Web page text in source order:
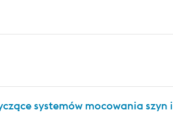
systemów mocowania szyn i